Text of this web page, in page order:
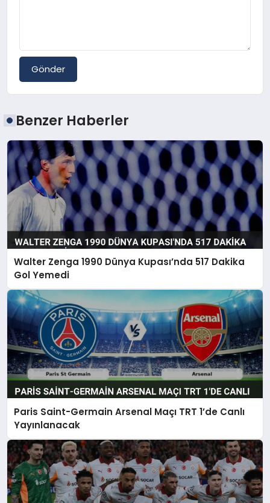
Gönder
Benzer Haberler
Walter Zenga 1990 Dünya Kupası’nda 517 Dakika
Gol Yemedi
Paris Saint-Germain Arsenal Maçı TRT 1’de Canlı
Yayınlanacak